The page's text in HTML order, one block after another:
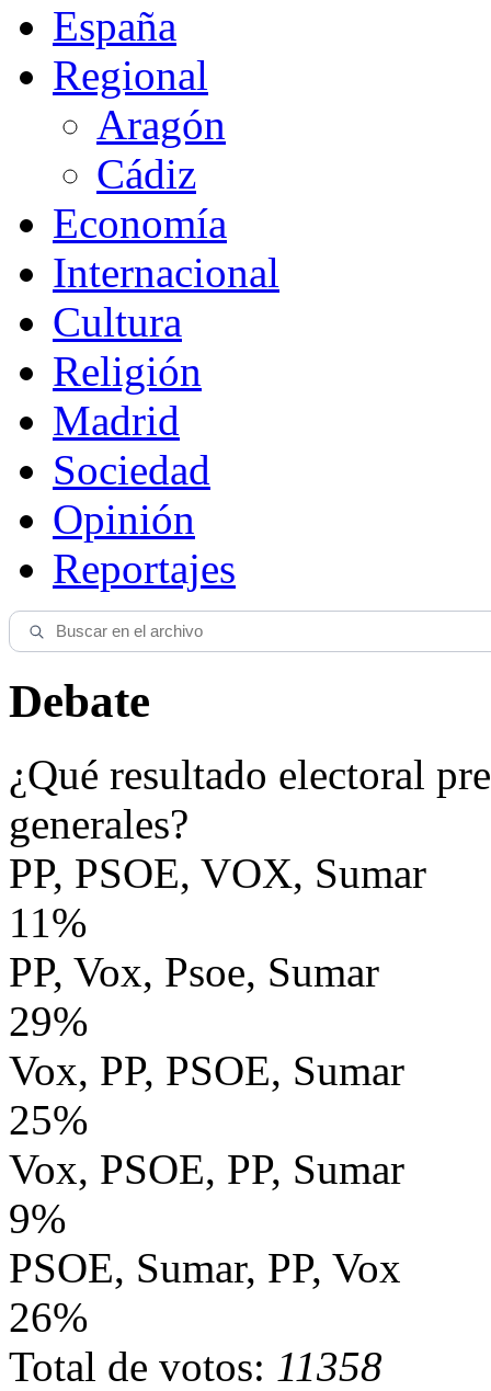
España
Regional
Aragón
Cádiz
Economía
Internacional
Cultura
Religión
Madrid
Sociedad
Opinión
Reportajes
Debate
¿Qué resultado electoral
generales?
PP, PSOE, VOX, Sumar
11%
PP, Vox, Psoe, Sumar
29%
Vox, PP, PSOE, Sumar
25%
Vox, PSOE, PP, Sumar
9%
PSOE, Sumar, PP, Vox
26%
Total de votos: 11358